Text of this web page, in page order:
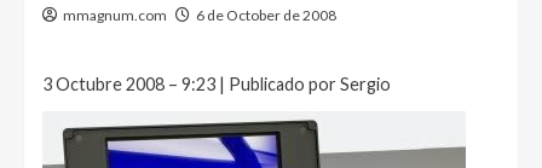
mmagnum.com 6 de October de 2008
3 Octubre 2008 – 9:23 | Publicado por Sergio